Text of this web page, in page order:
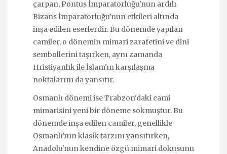
çarpan, Pontus İmparatorluğu'nun ardılı
Bizans İmparatorluğu'nun etkileri altında
inşa edilen eserlerdir. Bu dönemde yapılan
camiler, o dönemin mimari zarafetini ve dini
sembollerini taşırken, aynı zamanda
Hristiyanlık ile İslam'ın karşılaşma
noktalarını da yansıtır.
Osmanlı dönemi ise Trabzon'daki cami
mimarisini yeni bir döneme sokmuştur. Bu
dönemde inşa edilen camiler, genellikle
Osmanlı'nın klasik tarzını yansıtırken,
Anadolu'nun kendine özgü mimari dokusunu